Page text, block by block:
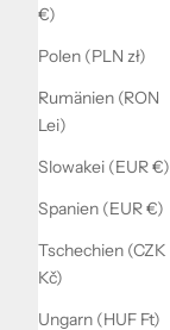
€)
Polen (PLN zł)
Rumänien (RON
Lei)
Slowakei (EUR €)
Spanien (EUR €)
Tschechien (CZK
Kč)
Ungarn (HUF Ft)